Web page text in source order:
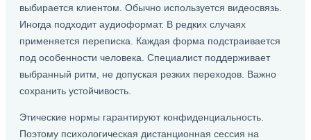
выбирается клиентом. Обычно используется видеосвязь.
Иногда подходит аудиоформат. В редких случаях
применяется переписка. Каждая форма подстраивается
под особенности человека. Специалист поддерживает
выбранный ритм, не допуская резких переходов. Важно
сохранить устойчивость.
Этические нормы гарантируют конфиденциальность.
Поэтому психологическая дистанционная сессия на